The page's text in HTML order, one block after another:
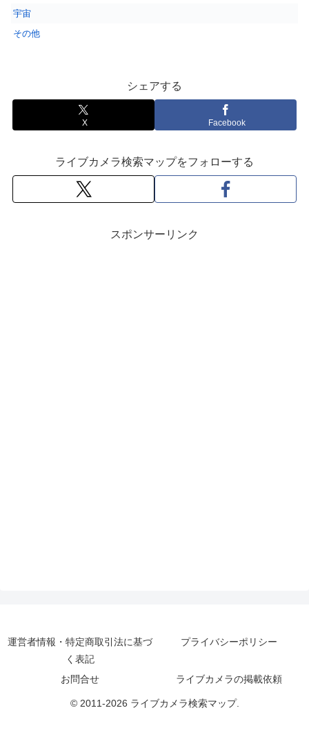
宇宙
その他
シェアする
X Facebook
ライブカメラ検索マップをフォローする
スポンサーリンク
運営者情報・特定商取引法に基づ
く表記
プライバシーポリシー
お問合せ ライブカメラの掲載依頼
© 2011-2026 ライブカメラ検索マップ.